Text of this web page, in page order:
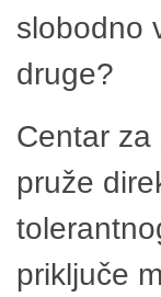
slobodno
druge?
Centar za
pruže
priključe